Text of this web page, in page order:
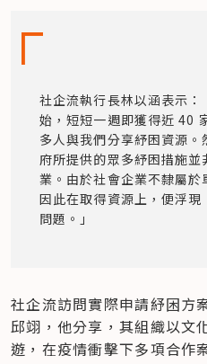
社企流執行長林以涵表示
始，短短一週即獲得近 40
多人與我們分享紓困資源
府所提供的眾多紓困措施
業。由於社會企業不隸屬於
因此在取得資源上，便浮
問題。」
社企流訪問實際申請紓困方
邱翊，他分享，其組織以文
遊，在疫情衝擊下多項合作